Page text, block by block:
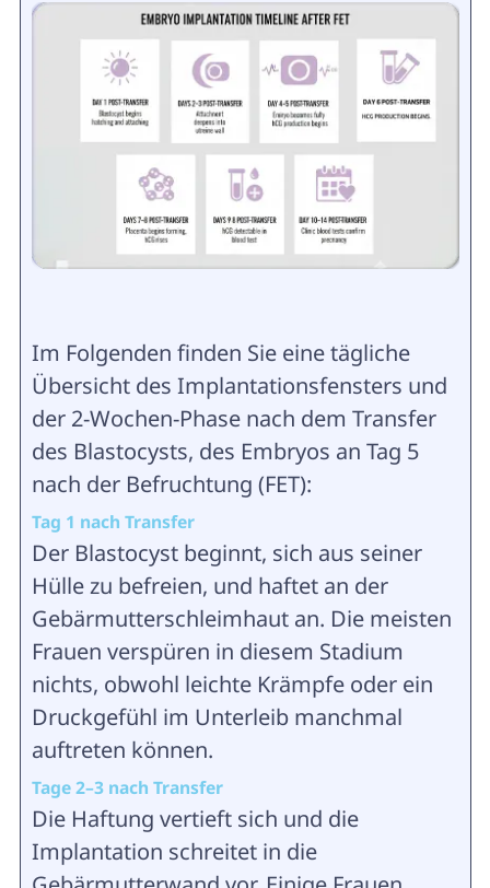
Im Folgenden finden Sie eine tägliche
Übersicht des Implantationsfensters und
der 2-Wochen-Phase nach dem Transfer
des Blastocysts, des Embryos an Tag 5
nach der Befruchtung (FET):
Tag 1 nach Transfer
Der Blastocyst beginnt, sich aus seiner
Hülle zu befreien, und haftet an der
Gebärmutterschleimhaut an. Die meisten
Frauen verspüren in diesem Stadium
nichts, obwohl leichte Krämpfe oder ein
Druckgefühl im Unterleib manchmal
auftreten können.
Tage 2–3 nach Transfer
Die Haftung vertieft sich und die
Implantation schreitet in die